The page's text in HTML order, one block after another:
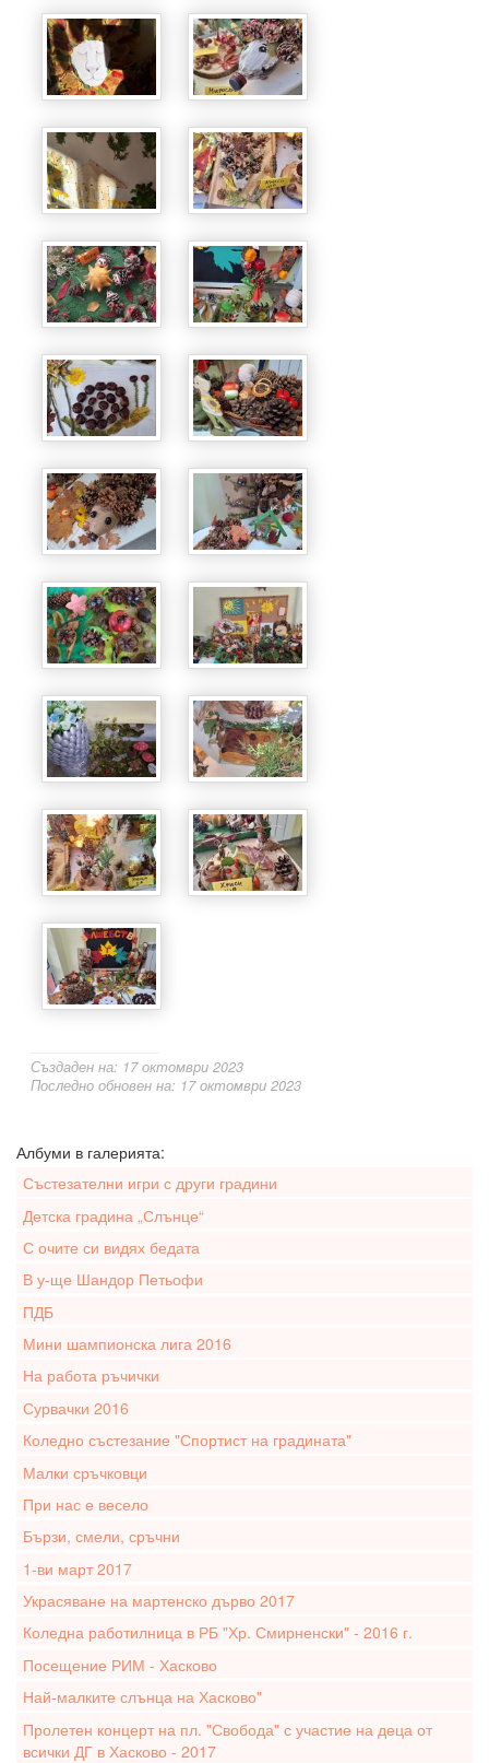
Създаден на: 17 октомври 2023
Последно обновен на: 17 октомври 2023
Албуми в галерията:
Състезателни игри с други градини
Детска градина „Слънце“
С очите си видях бедата
В у-ще Шандор Петьофи
ПДБ
Мини шампионска лига 2016
На работа ръчички
Сурвачки 2016
Коледно състезание "Спортист на градината"
Малки сръчковци
При нас е весело
Бързи, смели, сръчни
1-ви март 2017
Украсяване на мартенско дърво 2017
Коледна работилница в РБ "Хр. Смирненски" - 2016 г.
Посещение РИМ - Хасково
Най-малките слънца на Хасково"
Пролетен концерт на пл. "Свобода" с участие на деца от
всички ДГ в Хасково - 2017